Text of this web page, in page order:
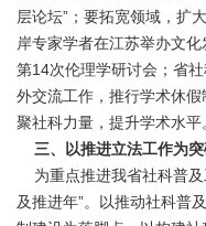
层论坛”；要拓宽领域，扩
岸专家学者在江苏举办文
第14次伦理学研讨会；省
外交流工作，推行学术休
聚社科力量，提升学术水平
三、以推进立法工作为
为重点推进我省社科普及
及推进年”。以推动社科普